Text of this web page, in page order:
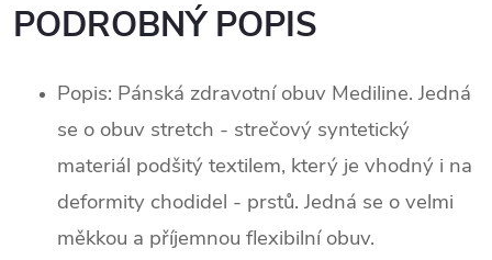
PODROBNÝ POPIS
Popis: Pánská zdravotní obuv Mediline. Jedná
se o obuv stretch - strečový syntetický
materiál podšitý textilem, který je vhodný i na
deformity chodidel - prstů. Jedná se o velmi
měkkou a příjemnou flexibilní obuv.